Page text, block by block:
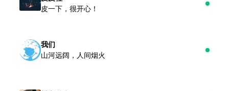
皮一下，很开心！
我们
山河远阔，人间烟火